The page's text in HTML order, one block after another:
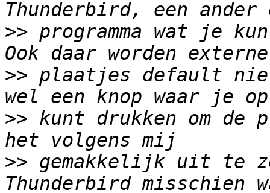
>> programma wat je
>> plaatjes default
>> kunt drukken om
>> gemakkelijk uit te